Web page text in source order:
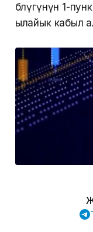
бөлүгүнүн 1-
ылайык кабыл